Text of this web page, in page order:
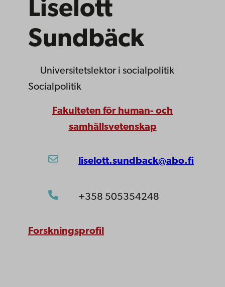
Liselott
Sundbäck
Universitetslektor i socialpolitik
Socialpolitik
Fakulteten för human- och
samhällsvetenskap
liselott.sundback@abo.fi
+358 505354248
Forskningsprofil